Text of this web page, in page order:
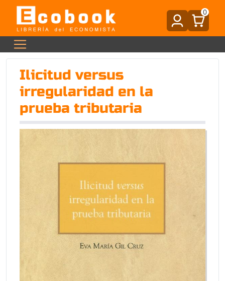
0
Ilicitud versus
irregularidad en la
prueba tributaria